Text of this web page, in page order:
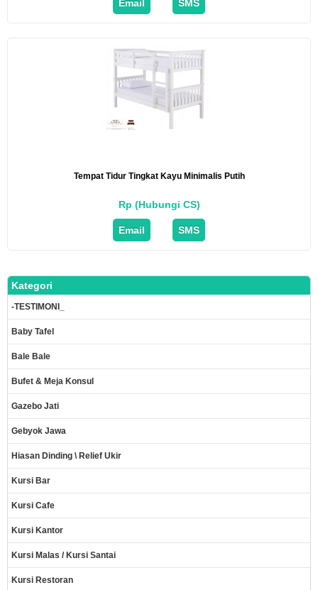
Email SMS
Tempat Tidur Tingkat Kayu Minimalis Putih
Rp (Hubungi CS)
Email SMS
Kategori
-TESTIMONI_
Baby Tafel
Bale Bale
Bufet & Meja Konsul
Gazebo Jati
Gebyok Jawa
Hiasan Dinding \ Relief Ukir
Kursi Bar
Kursi Cafe
Kursi Kantor
Kursi Malas / Kursi Santai
Kursi Restoran